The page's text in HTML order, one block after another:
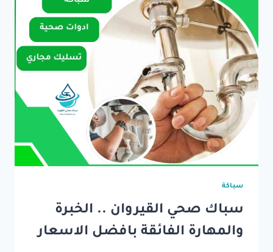
سباكة
سباك صحي القيروان .. الخبرة
والمهارة الفائقة بافضل الاسعار